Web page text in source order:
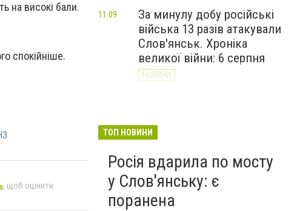
на високі бали.
спокійніше.
, щоб оцінити
За минулу добу російські
війська 13 разів атакували
Слов'янськ. Хроніка
великої війни: 6 серпня
НОВИНИ
11:09
Донецькоблгаз припиняє
районів
НОВИНИ
ТОП НОВИНИ
Росія вдарила по мосту
у Слов'янську: є
поранена